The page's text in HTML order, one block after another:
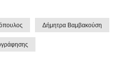
Δήμητρα Βαμβακούση